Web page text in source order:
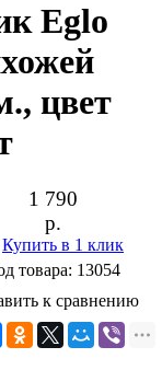
Eglo
цвет
1 790
р.
Купить в 1 клик
товара: 13054
к сравнению